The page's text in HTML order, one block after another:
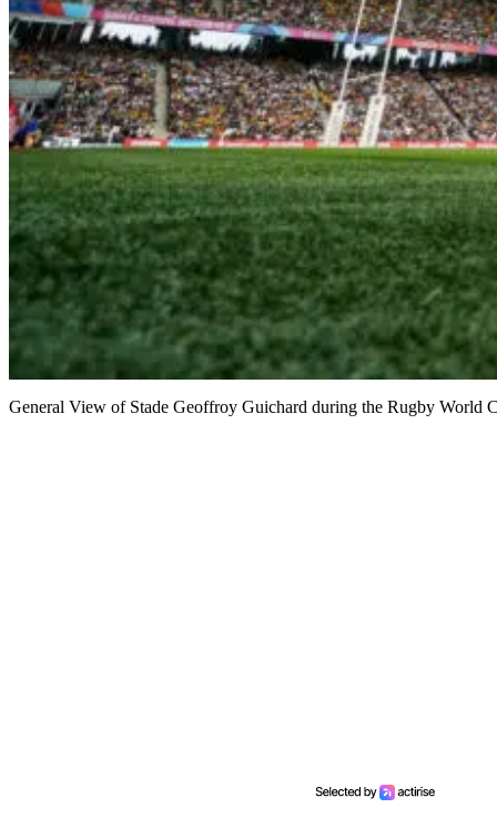
General View of Stade Geoffroy Guichard during the Rugby World